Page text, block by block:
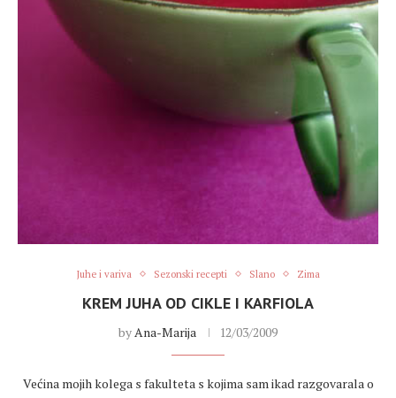
Juhe i variva Sezonski recepti Slano Zima
KREM JUHA OD CIKLE I KARFIOLA
by Ana-Marija 12/03/2009
Većina mojih kolega s fakulteta s kojima sam ikad razgovarala o